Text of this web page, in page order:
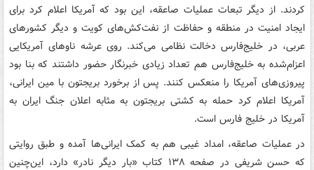
کردند. از دیگر تبعات عملیات صاعقه، این بود که آمریکا اعلام کرد برای
ایجاد امنیت در منطقه و حفاظت از نفت‌کش‌های کویت و دیگر کشورهای
عربی، در خلیج‌فارس دخالت نظامی می‌کند. روی عرشه ناوهای آمریکایی
اعزام‌شده به خلیج‌فارس هم تعداد زیادی خبرنگار حضور داشتند که بنا بود
پیروزی‌های آمریکا را منعکس کنند. پس از برخورد بریجتون با مین ایرانی،
آمریکا اعلام کرد حمله به کشتی بریجتون به مثابه اعلان جنگ ایران به
آمریکا در خلیج فارس است.
در عملیات صاعقه، امداد غیبی هم به کمک ایرانی‌ها آمده و طبق روایتی
که حسن شریفی در صفحه ۱۳۸ کتاب «بار دیگر نادر» دارد، این‌چنین